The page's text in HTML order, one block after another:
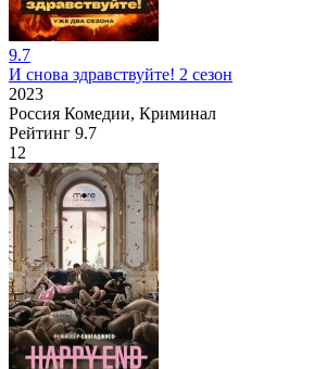
9.7
И снова здравствуйте! 2 сезон
2023
Россия Комедии, Криминал
Рейтинг 9.7
12